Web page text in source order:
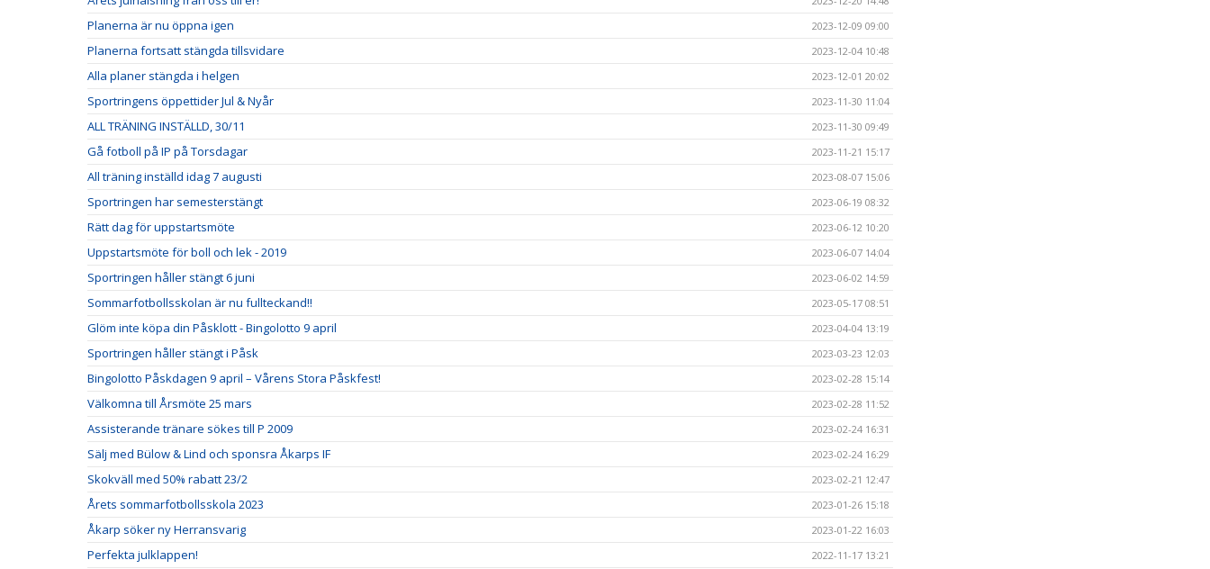
Planerna är nu öppna igen 2023-12-09 09:00
Planerna fortsatt stängda tillsvidare 2023-12-04 10:48
Alla planer stängda i helgen 2023-12-01 20:02
Sportringens öppettider Jul & Nyår 2023-11-30 11:04
ALL TRÄNING INSTÄLLD, 30/11 2023-11-30 09:49
Gå fotboll på IP på Torsdagar 2023-11-21 15:17
All träning inställd idag 7 augusti 2023-08-07 15:06
Sportringen har semesterstängt 2023-06-19 08:32
Rätt dag för uppstartsmöte 2023-06-12 10:20
Uppstartsmöte för boll och lek - 2019 2023-06-07 14:04
Sportringen håller stängt 6 juni 2023-06-02 14:59
Sommarfotbollsskolan är nu fullteckand!! 2023-05-17 08:51
Glöm inte köpa din Påsklott - Bingolotto 9 april 2023-04-04 13:19
Sportringen håller stängt i Påsk 2023-03-23 12:03
Bingolotto Påskdagen 9 april – Vårens Stora Påskfest! 2023-02-28 15:14
Välkomna till Årsmöte 25 mars 2023-02-28 11:52
Assisterande tränare sökes till P 2009 2023-02-24 16:31
Sälj med Bülow & Lind och sponsra Åkarps IF 2023-02-24 16:29
Skokväll med 50% rabatt 23/2 2023-02-21 12:47
Årets sommarfotbollsskola 2023 2023-01-26 15:18
Åkarp söker ny Herransvarig 2023-01-22 16:03
Perfekta julklappen! 2022-11-17 13:21